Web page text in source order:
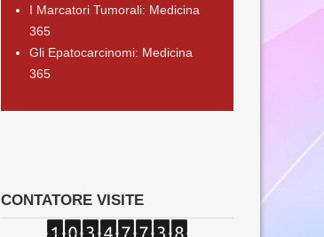
I Marcatori Tumorali: Medicina
365
Gli Epatocarcinomi: Medicina
365
CONTATORE VISITE